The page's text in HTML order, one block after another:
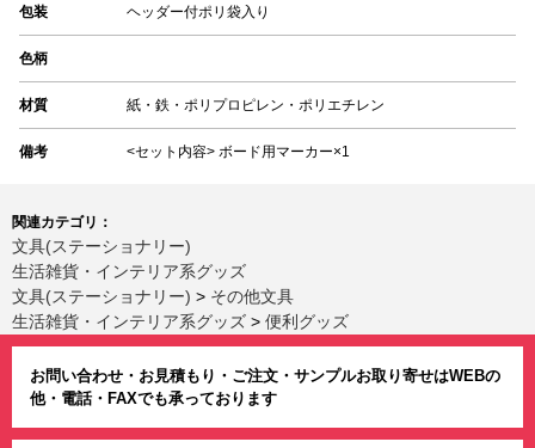
包装 ヘッダー付ポリ袋入り
色柄
材質 紙・鉄・ポリプロピレン・ポリエチレン
備考 <セット内容> ボード用マーカー×1
関連カテゴリ：
文具(ステーショナリー)
生活雑貨・インテリア系グッズ
文具(ステーショナリー) > その他文具
生活雑貨・インテリア系グッズ > 便利グッズ
お問い合わせ・お見積もり・ご注文・サンプルお取り寄せはWEBの
他・電話・FAXでも承っております